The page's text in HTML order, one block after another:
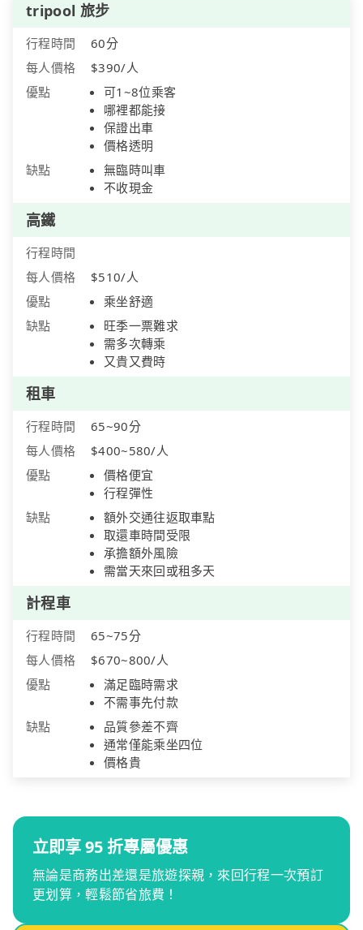
tripool 旅步
行程時間
60分
每人價格
$390/人
優點
可1~8位乘客
哪裡都能接
保證出車
價格透明
缺點
無臨時叫車
不收現金
高鐵
行程時間
每人價格
$510/人
優點
乘坐舒適
缺點
旺季一票難求
需多次轉乘
又貴又費時
租車
行程時間
65~90分
每人價格
$400~580/人
優點
價格便宜
行程彈性
缺點
額外交通往返取車點
取還車時間受限
承擔額外風險
需當天來回或租多天
計程車
行程時間
65~75分
每人價格
$670~800/人
優點
滿足臨時需求
不需事先付款
缺點
品質參差不齊
通常僅能乘坐四位
價格貴
立即享 95 折專屬優惠
無論是商務出差還是旅遊探親，來回行程一次預訂
更划算，輕鬆節省旅費！